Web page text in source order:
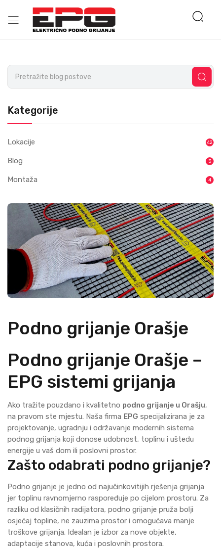
Podno grijanje Orašje
Podno grijanje Orašje –
EPG sistemi grijanja
Ako tražite pouzdano i kvalitetno podno grijanje u Orašju,
na pravom ste mjestu. Naša firma EPG specijalizirana je za
projektovanje, ugradnju i održavanje modernih sistema
podnog grijanja koji donose udobnost, toplinu i uštedu
energije u vaš dom ili poslovni prostor.
Zašto odabrati podno grijanje?
Podno grijanje je jedno od najučinkovitijih rješenja grijanja
jer toplinu ravnomjerno raspoređuje po cijelom prostoru. Za
razliku od klasičnih radijatora, podno grijanje pruža bolji
osjećaj topline, ne zauzima prostor i omogućava manje
troškove grijanja. Idealan je izbor za nove objekte,
adaptacije stanova, kuća i poslovnih prostora.
Kategorije
Lokacije 42
Blog 3
Montaža 4